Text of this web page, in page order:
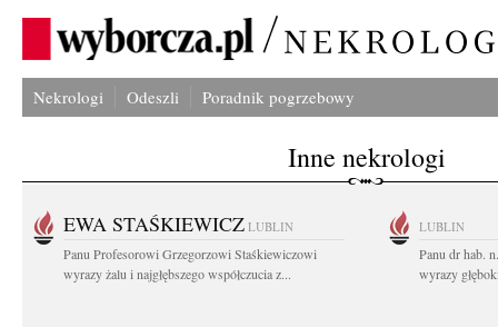
Nekrologi Odeszli Poradnik pogrzebowy
Inne nekrologi
EWA STAŚKIEWICZ LUBLIN
Panu Profesorowi Grzegorzowi Staśkiewiczowi
wyrazy żalu i najgłębszego współczucia z...
LUBLIN
Panu dr hab.
wyrazy